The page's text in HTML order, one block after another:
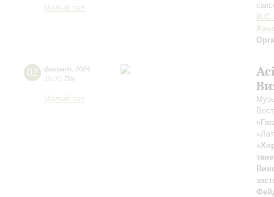
Малый зал
И.С.
02 февраля 2024
19:00 Пт
Малый зал